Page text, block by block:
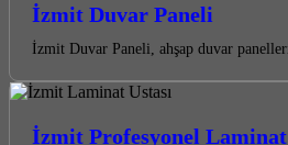
İzmit Duvar Paneli
İzmit Duvar Paneli, ahşap duvar
İzmit Profesyonel Laminat